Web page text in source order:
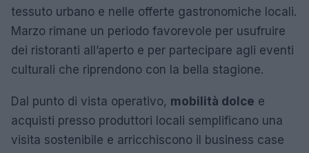
tessuto urbano e nelle offerte gastronomiche locali.
Marzo rimane un periodo favorevole per usufruire
dei ristoranti all’aperto e per partecipare agli eventi
culturali che riprendono con la bella stagione.
Dal punto di vista operativo, mobilità dolce e
acquisti presso produttori locali semplificano una
visita sostenibile e arricchiscono il business case